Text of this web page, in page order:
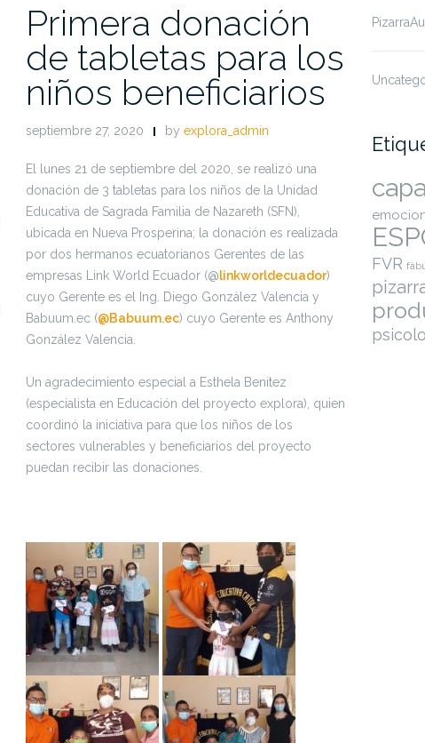
Primera donación
de tabletas para los
niños beneficiarios
septiembre 27, 2020 by explora_admin
El lunes 21 de septiembre del 2020, se realizó una
donación de 3 tabletas para los niños de la Unidad
Educativa de Sagrada Familia de Nazareth (SFN),
ubicada en Nueva Prosperina; la donación es realizada
por dos hermanos ecuatorianos Gerentes de las
empresas Link World Ecuador (@linkworldecuador)
cuyo Gerente es el Ing. Diego González Valencia y
Babuum.ec (@Babuum.ec) cuyo Gerente es Anthony
González Valencia.
Un agradecimiento especial a Esthela Benitez
(especialista en Educación del proyecto explora), quien
coordinó la iniciativa para que los niños de los
sectores vulnerables y beneficiarios del proyecto
puedan recibir las donaciones.
FVR